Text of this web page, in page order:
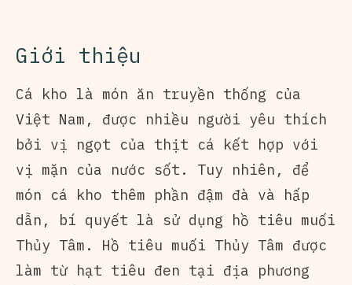
Giới thiệu
Cá kho là món ăn truyền thống của
Việt Nam, được nhiều người yêu thích
bởi vị ngọt của thịt cá kết hợp với
vị mặn của nước sốt. Tuy nhiên, để
món cá kho thêm phần đậm đà và hấp
dẫn, bí quyết là sử dụng hồ tiêu muối
Thủy Tâm. Hồ tiêu muối Thủy Tâm được
làm từ hạt tiêu đen tại địa phương